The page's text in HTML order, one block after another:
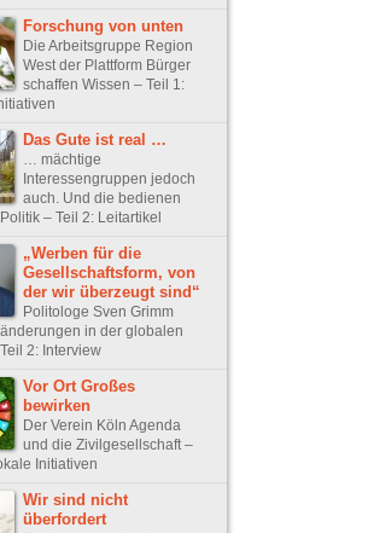
Forschung von unten
Die Arbeitsgruppe Region
West der Plattform Bürger
schaffen Wissen – Teil 1:
Das Gute ist real …
… mächtige
Interessengruppen jedoch
auch. Und die bedienen
– Teil 2: Leitartikel
„Werben für die
Gesellschaftsform, von
der wir überzeugt sind“
Politologe Sven Grimm
in der globalen
2: Interview
Vor Ort Großes
bewirken
Der Verein Köln Agenda
und die Zivilgesellschaft –
Initiativen
Wir sind nicht
überfordert